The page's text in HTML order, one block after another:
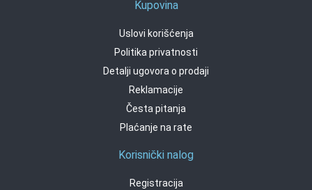
Kupovina
Uslovi korišćenja
Politika privatnosti
Detalji ugovora o prodaji
Reklamacije
Česta pitanja
Plaćanje na rate
Korisnički nalog
Registracija